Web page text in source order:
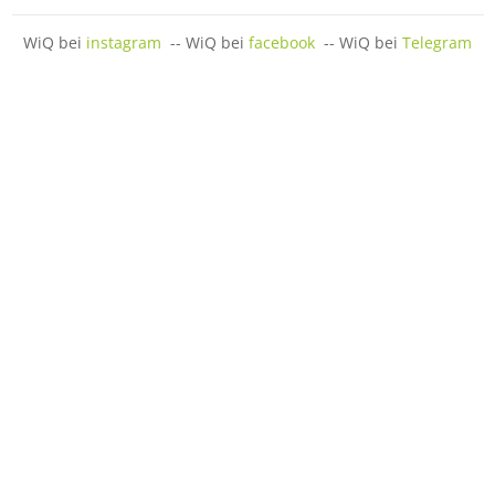
WiQ bei instagram -- WiQ bei facebook -- WiQ bei Telegram